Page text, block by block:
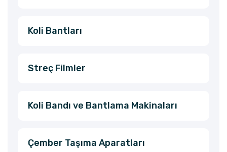
Koli Bantları
Streç Filmler
Koli Bandı ve Bantlama Makinaları
Çember Taşıma Aparatları